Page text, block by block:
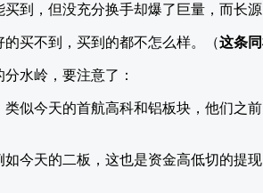
到，但没充分换手却爆了巨量，而长
买不到，买到的都不怎么样。（这条
水岭，要注意了：
似今天的首航高科和铝板块，他们之
今天的二板，这也是资金高低切的提